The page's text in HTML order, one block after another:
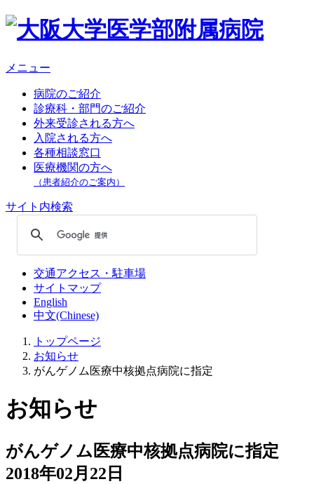
メニュー
病院のご紹介
診療科・部門のご紹介
外来受診される方へ
入院される方へ
各種相談窓口
医療機関の方へ
（患者紹介のご案内）
サイト内検索
交通アクセス・駐車場
サイトマップ
English
中文(Chinese)
トップページ
お知らせ
がんゲノム医療中核拠点病院に指定
お知らせ
がんゲノム医療中核拠点病院に指定
2018年02月22日